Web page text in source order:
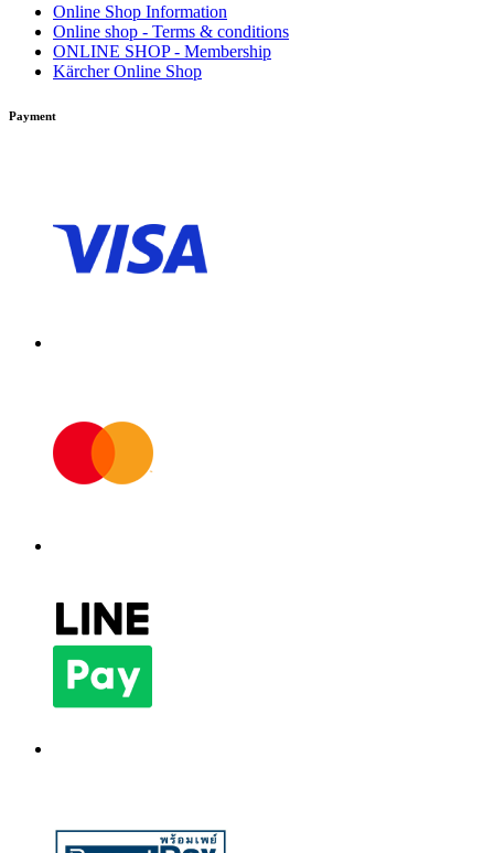
ตอน ตรวจสอบระดับและคุณภาพของน้ำมันได้ง่ายด้วย
กระจกตรวจสอบน้ำมันหล่อลื่น ตัวกรองน้ำในตัวสามารถ
การจัดเก็บอุปกรณ์เสริม
ปลอดภัย พร้อมตะขอสำหรับจัดเก็บสายไฟที่ตัวเครื่อง
อุปกรณ์เสริมแข็งแรงและทนทาน ติดตั้งและเก็บเครื่องได้
ตอบสนองการใช้งานได้อย่างดี
ดาวน์โหลด PDF
Online Shop Information
Online shop - Terms & conditions
ONLINE SHOP - Membership
Kärcher Online Shop
Payment